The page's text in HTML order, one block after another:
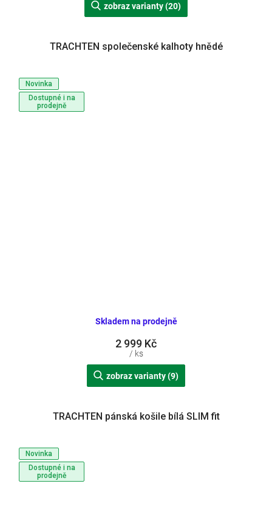
zobraz varianty (20)
Novinka
Dostupné i na
prodejně
TRACHTEN společenské kalhoty hnědé
Skladem na prodejně
2 999 Kč
/ ks
zobraz varianty (9)
Novinka
Dostupné i na
prodejně
TRACHTEN pánská košile bílá SLIM fit